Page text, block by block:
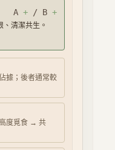
A + / B +
清潔共生。
據；後者通常較
度覓食 → 共